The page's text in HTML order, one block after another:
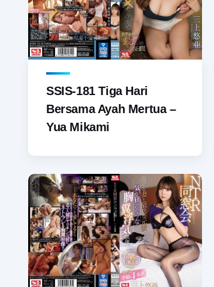
SSIS-181 Tiga Hari
Bersama Ayah Mertua –
Yua Mikami